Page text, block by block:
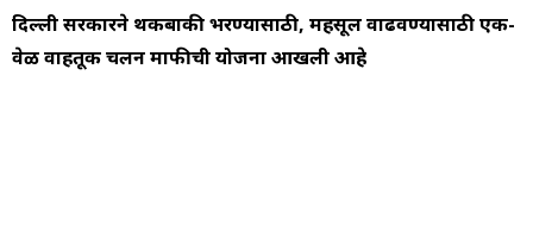
दिल्ली सरकारने थकबाकी भरण्यासाठी, महसूल वाढवण्यासाठी एक-
वेळ वाहतूक चलन माफीची योजना आखली आहे